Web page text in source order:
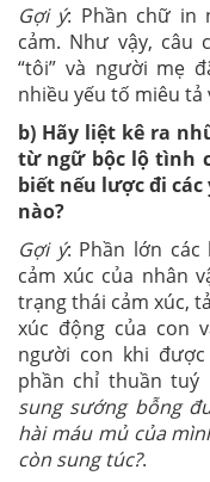
Gợi ý: Phần chữ in
cảm. Như vậy, câu
“tôi” và người mẹ
nhiều yếu tố miêu tả
b) Hãy liệt kê ra
từ ngữ bộc lộ tình
biết nếu lược đi
nào?
Gợi ý: Phần lớn
cảm xúc của nhân
trạng thái cảm xúc,
xúc động của con
người con khi
phần chỉ thuần
sung sướng bỗng
hài máu mủ của
còn sung túc?.